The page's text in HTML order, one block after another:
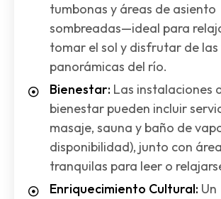
tumbonas y áreas de asiento
sombreadas—ideal para
tomar el sol y disfrutar de las
panorámicas del río.
Bienestar: Las instalaciones
bienestar pueden incluir
masaje, sauna y baño de
disponibilidad), junto con
tranquilas para leer o
Enriquecimiento Cultural: Un